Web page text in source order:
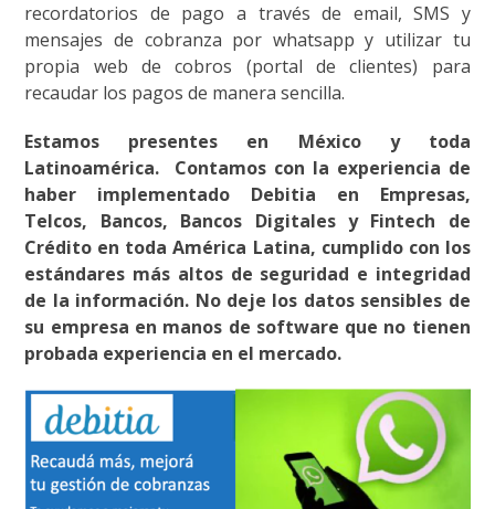
recordatorios de pago a través de email, SMS y
mensajes de cobranza por whatsapp y utilizar tu
propia web de cobros (portal de clientes) para
recaudar los pagos de manera sencilla.
Estamos presentes en México y toda
Latinoamérica. Contamos con la experiencia de
haber implementado Debitia en Empresas,
Telcos, Bancos, Bancos Digitales y Fintech de
Crédito en toda América Latina, cumplido con los
estándares más altos de seguridad e integridad
de la información. No deje los datos sensibles de
su empresa en manos de software que no tienen
probada experiencia en el mercado.